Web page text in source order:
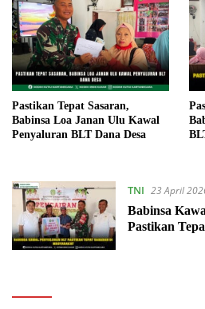
Pastikan Tepat Sasaran,
Babinsa Loa Janan Ulu Kawal
Penyaluran BLT Dana Desa
TNI 23 April
Babinsa
Pastikan